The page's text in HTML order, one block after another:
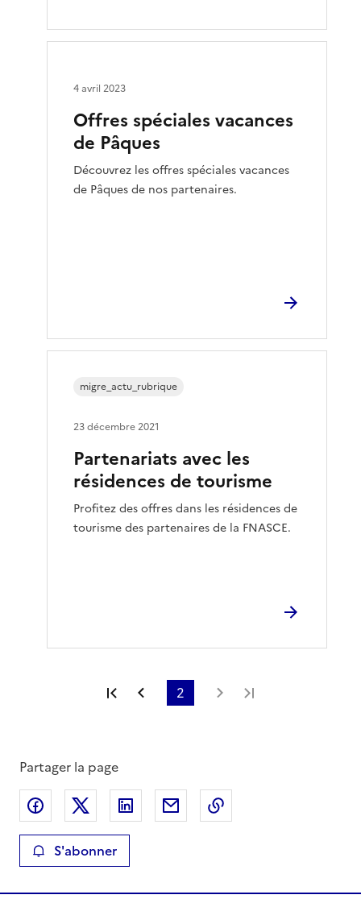
Offres spéciales vacances
de Pâques
Découvrez les offres spéciales vacances
de Pâques de nos partenaires.
4 avril 2023
Partenariats avec les
résidences de tourisme
Profitez des offres dans les résidences de
tourisme des partenaires de la FNASCE.
migre_actu_rubrique
23 décembre 2021
Première page
Page précédente
2 Page suivante
Partager la page
Partager sur Facebook
Partager sur XPartager sur LinkedIn
Partager par email
S'abonner